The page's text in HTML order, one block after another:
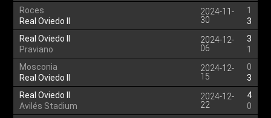
Roces
Real Oviedo II
2024-11-
30
1
3
Real Oviedo II
Praviano
2024-12-
06
3
1
Mosconia
Real Oviedo II
2024-12-
15
0
3
Real Oviedo II
Avilés Stadium
2024-12-
22
4
0